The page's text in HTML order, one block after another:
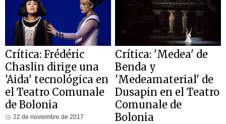
Crítica: Frédéric
Chaslin dirige una
'Aida' tecnológica en
el Teatro Comunale
de Bolonia
22 de noviembre de 2017
Crítica: 'Medea' de
Benda y
'Medeamaterial' de
Dusapin en el Teatro
Comunale de
Bolonia